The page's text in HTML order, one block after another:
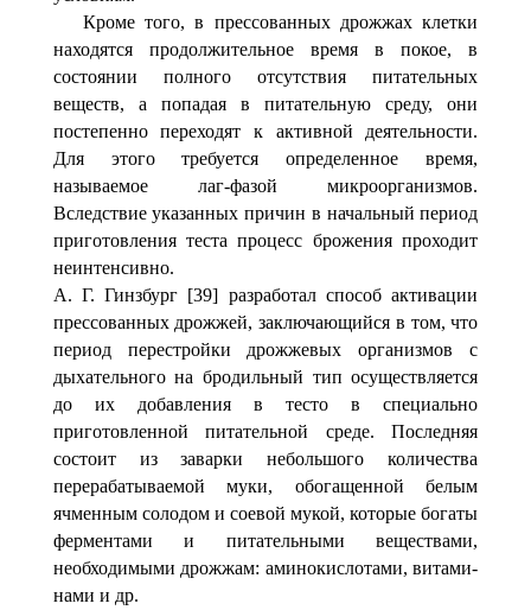
Кроме того, в прессованных дрожжах клетки
находятся продолжительное время в покое, в
состоянии полного от­сутствия питательных
веществ, а попадая в питательную среду, они
постепенно переходят к активной деятельности.
Для этого требуется определенное время,
называемое лаг-фазой микроорганизмов.
Вследствие указанных причин в начальный период
приготовления теста процесс брожения проходит
неинтенсивно.
А. Г. Гинзбург [39] разработал способ активации
прес­сованных дрожжей, заключающийся в том, что
период пе­рестройки дрожжевых организмов с
дыхательного на бро­дильный тип осуществляется
до их добавления в тесто в специально
приготовленной питательной среде. Последняя
состоит из заварки небольшого количества
перерабатывае­мой муки, обогащенной белым
ячменным солодом и соевой мукой, которые богаты
ферментами и питательными веще­ствами,
необходимыми дрожжам: аминокислотами, витами­
нами и др.